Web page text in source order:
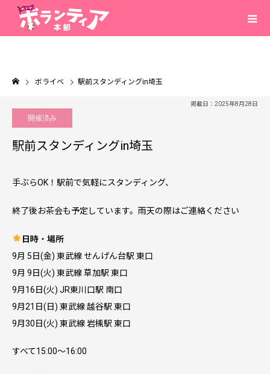
ボライベ 駅前スタンディングin埼玉
掲載日：2025年8月28日
開催済み
駅前スタンディングin埼玉
手ぶらOK！駅前で気軽にスタンディング、
終了後お茶会も予定しています。雨天の際はご連絡ください
日時・ 場所
9月 5日(金) 東武線 せんげん台駅 東口
9月 9日(火) 東武線 草加駅 東口
9月16日(火) JR東川口駅 南口
9月21日(日) 東武線 越谷駅 東口
9月30日(火) 東武線 岩槻駅 東口
すべて15:00〜16:00